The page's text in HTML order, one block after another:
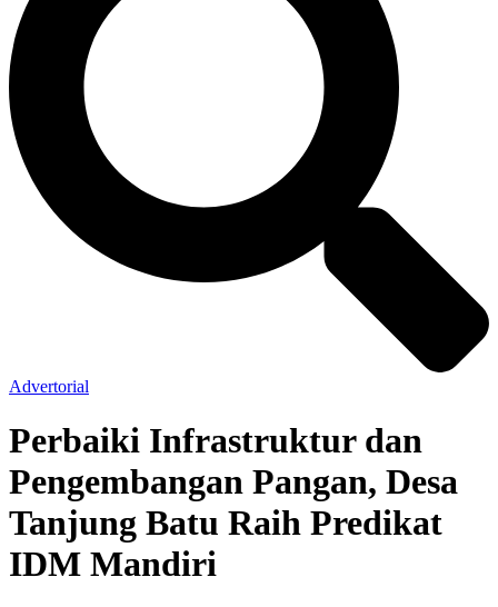
Advertorial
Perbaiki Infrastruktur dan
Pengembangan Pangan, Desa
Tanjung Batu Raih Predikat
IDM Mandiri